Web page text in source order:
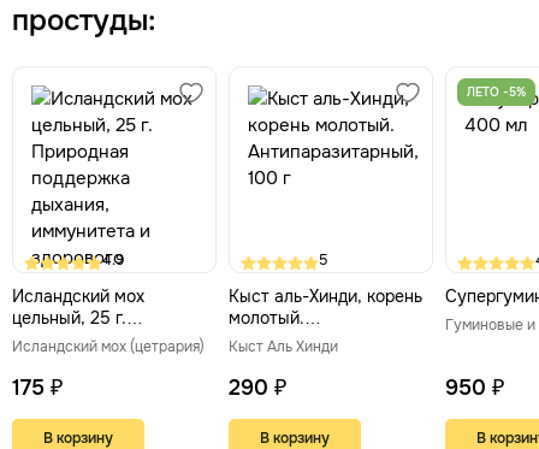
простуды:
4.9
Исландский мох
цельный, 25 г.
Природная поддержка
дыхания, иммунитета и
здорового пищеварения
Исландский мох (цетрария)
175 ₽
В корзину
5
Кыст аль-Хинди, корень
молотый.
Антипаразитарный, 100 г
Кыст Аль Хинди
290 ₽
В корзину
ЛЕТО -5%
950 ₽
В